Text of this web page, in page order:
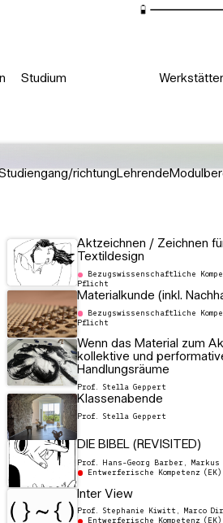
Studium
richtungLehrende
Aktzeichnen / Zeichnen
Textildesign
Bezugswissenschaftliche
Pflicht
Materialkunde (inkl.
Bezugswissenschaftliche
Pflicht
Wenn das Material zum
kollektive und
Handlungsräume
Prof. Stella Geppert
Klassenabende
Prof. Stella Geppert
DIE BIBEL (REVISITED)
Prof. Hans-Georg Barber, Markus
Entwerferische Kompetenz
Inter View
Prof. Stephanie Kiwitt, Marco
Entwerferische Kompetenz